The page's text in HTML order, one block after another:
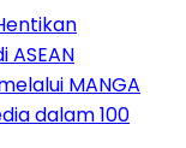
MANGA
dalam 100